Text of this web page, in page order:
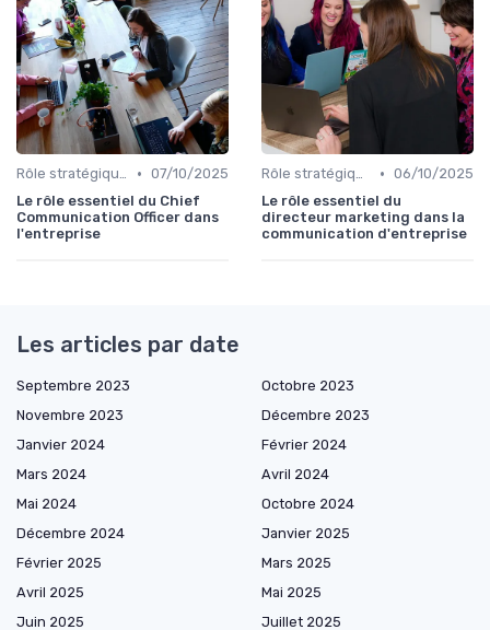
Rôle stratégique du directeur de la communication • 07/10/2025
Le rôle essentiel du Chief
Communication Officer dans
l'entreprise
Rôle stratégique du directeur de la communication • 06/10/2025
Le rôle essentiel du
directeur marketing dans la
communication d'entreprise
Les articles par date
Septembre 2023
Octobre 2023
Novembre 2023
Décembre 2023
Janvier 2024
Février 2024
Mars 2024
Avril 2024
Mai 2024
Octobre 2024
Décembre 2024
Janvier 2025
Février 2025
Mars 2025
Avril 2025
Mai 2025
Juin 2025
Juillet 2025